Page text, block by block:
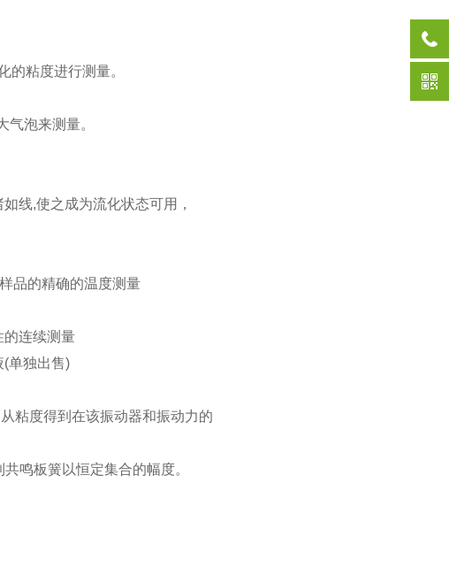
的粘度进行测量。
泡来测量。
线,使之成为流化状态可用，
品的精确的温度测量
的连续测量
(单独出售)
粘度得到在该振动器和振动力的
鸣板簧以恒定集合的幅度。